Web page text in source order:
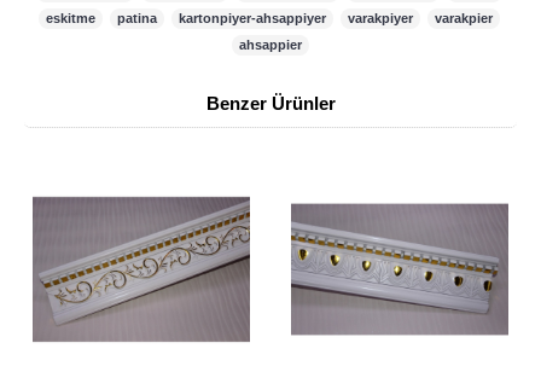
eskitme
patina kartonpiyer-ahsappiyer varakpiyer varakpier
ahsappier
Benzer Ürünler